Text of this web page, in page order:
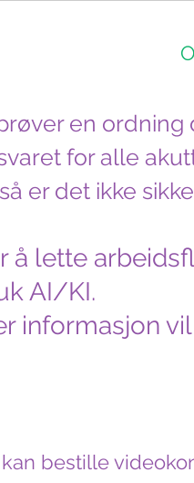
en ordning
for alle
er det ikke
å lette
AI/KI.
informasjon
bestille